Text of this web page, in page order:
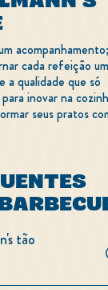
cada refeição
a qualidade que só
inovar na
seus pratos
tão